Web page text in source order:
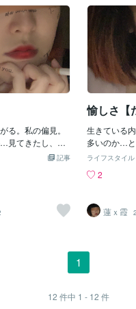
ら2割くらいの
があるんだ～く
いるといちいち
ります。 それよ
ことを必要とし
てくれる人を大
しても人間は嫌
意識になり
事があると
ビジネスに
任 他人や
成功は望め
学んでる人
る人はいな
ぜひお気軽にご
方とご一緒した
ちよくやり取り
係が大切 だと考
ュニケーション
最低限のレスポ
方だと嬉しいで
共有してくれる
たい」「こんな
せいただけれ
ご提案をさせて
ドバックをしっ
の部分をもう少
ズに進めるため
軽にお伝えくだ
！■少し難しいか
うがいいっ
こと言われ
するか、ス
見」に対し
が抵抗なく
イス→参考
を感じる＝
は如何でし
を大事にし
切か、役に
は、自分の
節介」はあ
です。振り
しても、そ
その為の基
い」「方向
てどうする
る。私の偏見。
見てきたし、実
かもしれない。
人間が面倒くさ
ぇ嫌い。人間嫌
じるのは分かっ
理解の出来ない
記事
愉しさ【
生きている
多いのか…
は、少しの
しさが勝る
結論それは
う。思い出
本心は哀し
ら。って言
ライフスタイル
2
蓮ｘ霞
1
12 件中 1 - 12 件